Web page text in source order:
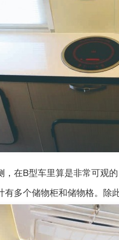
，在B型车里算是非常可观
有多个储物柜和储物格。